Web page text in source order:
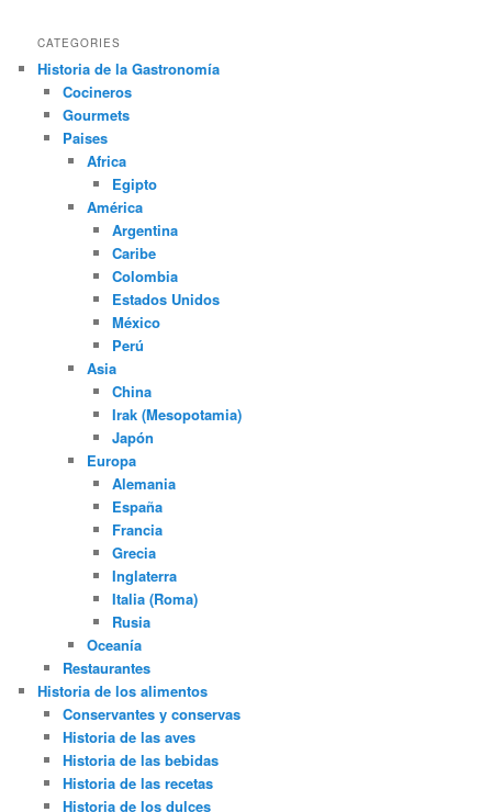
CATEGORIES
Historia de la Gastronomía
Cocineros
Gourmets
Paises
Africa
Egipto
América
Argentina
Caribe
Colombia
Estados Unidos
México
Perú
Asia
China
Irak (Mesopotamia)
Japón
Europa
Alemania
España
Francia
Grecia
Inglaterra
Italia (Roma)
Rusia
Oceanía
Restaurantes
Historia de los alimentos
Conservantes y conservas
Historia de las aves
Historia de las bebidas
Historia de las recetas
Historia de los dulces